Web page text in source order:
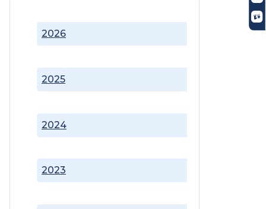
2023
2024
2025
2026